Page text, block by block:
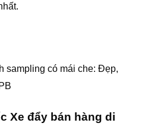
sampling có mái che: Đẹp,
Xe đẩy bán hàng di